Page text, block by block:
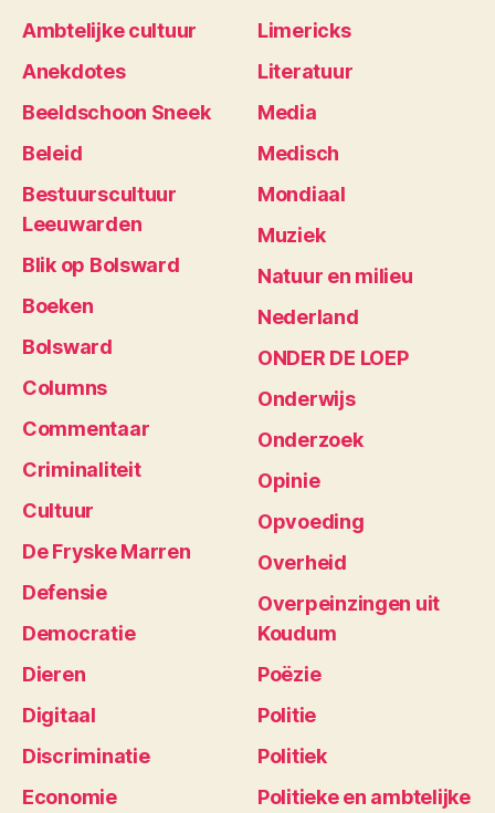
Ambtelijke cultuur
Anekdotes
Beeldschoon Sneek
Beleid
Bestuurscultuur
Leeuwarden
Blik op Bolsward
Boeken
Bolsward
Columns
Commentaar
Criminaliteit
Cultuur
De Fryske Marren
Defensie
Democratie
Dieren
Digitaal
Discriminatie
Economie
Limericks
Literatuur
Media
Medisch
Mondiaal
Muziek
Natuur en milieu
Nederland
ONDER DE LOEP
Onderwijs
Onderzoek
Opinie
Opvoeding
Overheid
Overpeinzingen uit
Koudum
Poëzie
Politie
Politiek
Politieke en ambtelijke